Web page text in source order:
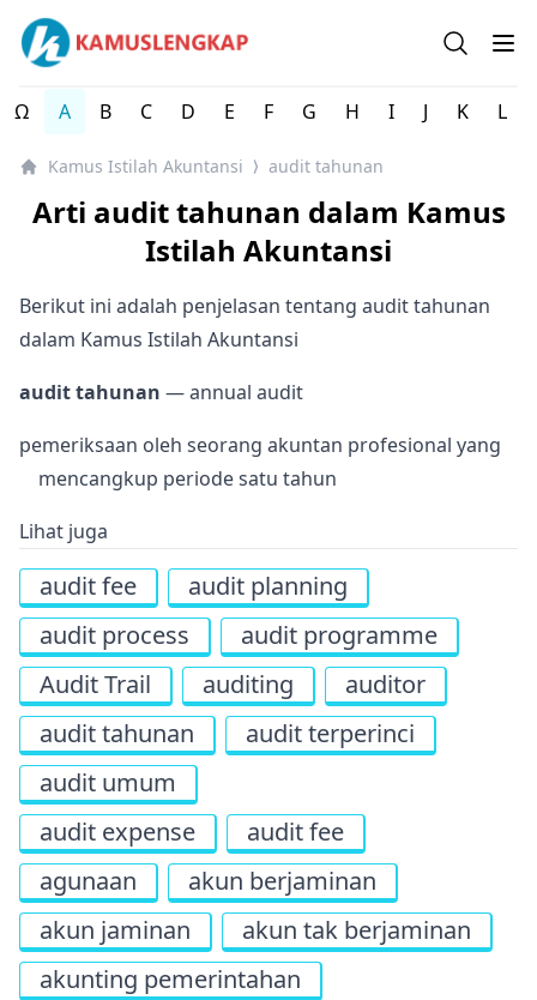
Kamus Istilah Akuntansi Indonesia Lengkap
Open
Ω A B C D E F G H I J K L
Kamus Istilah Akuntansi ⟩ audit tahunan
Arti audit tahunan dalam Kamus
Istilah Akuntansi
Berikut ini adalah penjelasan tentang audit tahunan
dalam Kamus Istilah Akuntansi
audit tahunan — annual audit
pemeriksaan oleh seorang akuntan profesional yang
mencangkup periode satu tahun
Lihat juga
audit fee
audit planning
audit process
audit programme
Audit Trail
auditing
auditor
audit tahunan
audit terperinci
audit umum
audit expense
audit fee
agunaan
akun berjaminan
akun jaminan
akun tak berjaminan
akunting pemerintahan